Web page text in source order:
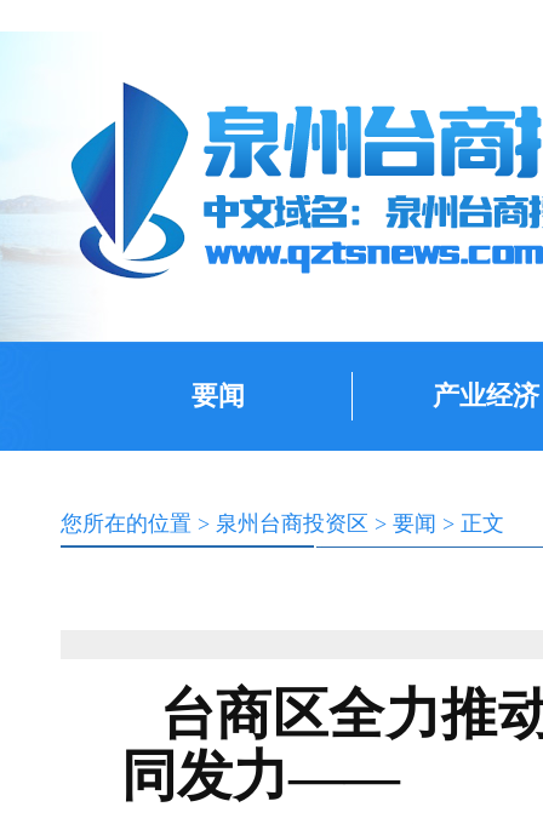
要闻 产业经济
您所在的位置 > 泉州台商投资区 > 要闻 > 正文
台商区全力推
同发力——